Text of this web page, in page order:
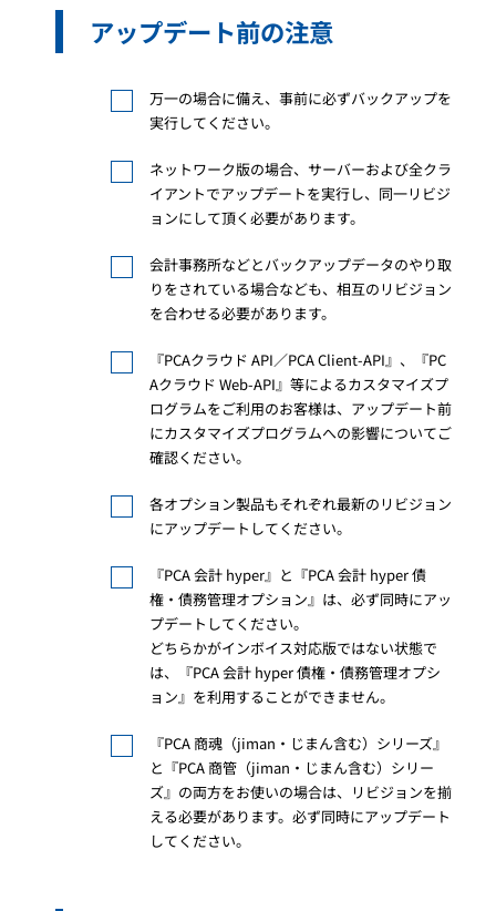
アップデート前の注意
万一の場合に備え、事前に必ずバックアップを
実行してください。
ネットワーク版の場合、サーバーおよび全クラ
イアントでアップデートを実行し、同一リビジ
ョンにして頂く必要があります。
会計事務所などとバックアップデータのやり取
りをされている場合なども、相互のリビジョン
を合わせる必要があります。
『PCAクラウド API／PCA Client-API』、『PC
Aクラウド Web-API』等によるカスタマイズプ
ログラムをご利用のお客様は、アップデート前
にカスタマイズプログラムへの影響についてご
確認ください。
各オプション製品もそれぞれ最新のリビジョン
にアップデートしてください。
『PCA 会計 hyper』と『PCA 会計 hyper 債
権・債務管理オプション』は、必ず同時にアッ
プデートしてください。
どちらかがインボイス対応版ではない状態で
は、『PCA 会計 hyper 債権・債務管理オプシ
ョン』を利用することができません。
『PCA 商魂（jiman・じまん含む）シリーズ』
と『PCA 商管（jiman・じまん含む）シリー
ズ』の両方をお使いの場合は、リビジョンを揃
える必要があります。必ず同時にアップデート
してください。